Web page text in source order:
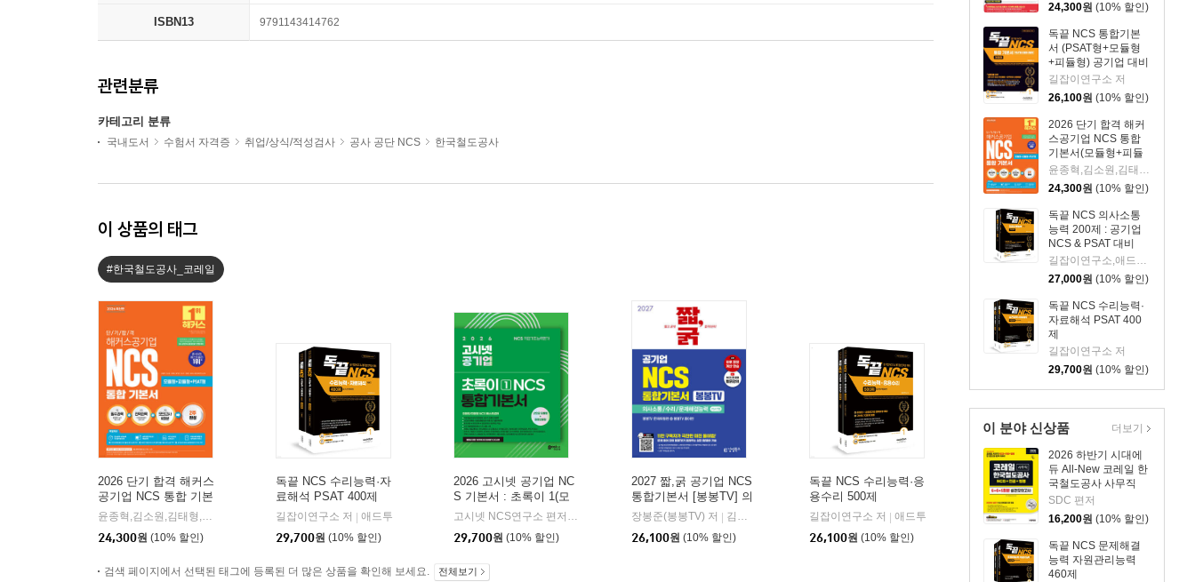
24,300원 (10% 할인)
독끝 NCS 통합기본
서 (PSAT형+모듈형
+피듈형) 공기업 대비
길잡이연구소 저
26,100원 (10% 할인)
2026 단기 합격 해커
스공기업 NCS 통합
기본서(모듈형+피듈
형+PSAT형+모의고
사 6회분)
윤종혁,김소원,김태형,복지훈,최수지,김동민,해커스?취업교육연구소 공저
24,300원 (10% 할인)
독끝 NCS 의사소통
능력 200제 : 공기업
NCS & PSAT 대비
길잡이연구소,애드투 저
27,000원 (10% 할인)
독끝 NCS 수리능력·
자료해석 PSAT 400
제
길잡이연구소 저
29,700원 (10% 할인)
이 분야 신상품
2026 하반기 시대에
듀 All-New 코레일 한
국철도공사 사무직
NCS&전공&철도법령
실전모의고사 6+6+5
회분
SDC 편저
16,200원 (10% 할인)
독끝 NCS 문제해결
능력 자원관리능력
460제
더보기
ISBN13 9791143414762
관련분류
카테고리 분류
국내도서 수험서 자격증 취업/상식/적성검사 공사 공단 NCS 한국철도공사
이 상품의 태그
#한국철도공사_코레일
2026 단기 합격 해커스
공기업 NCS 통합 기본
서(모듈형+피듈형+PSA
윤종혁,김소원,김태형,복지훈,최수지,김동민,해커스?취업교육연구소 공저
해커스잡
24,300원 (10% 할인)
독끝 NCS 수리능력·자
료해석 PSAT 400제
길잡이연구소 저
애드투
29,700원 (10% 할인)
2026 고시넷 공기업 NC
S 기본서 : 초록이 1(모
듈형/피듈형)
고시넷 NCS연구소 편저
| 고시넷
29,700원 (10% 할인)
2027 짧,굵 공기업 NCS
통합기본서 [봉봉TV] 의
사소통능력/수리능력/문
제해결능력 PSAT형
장봉준(봉봉TV) 저
김영북스
26,100원 (10% 할인)
독끝 NCS 수리능력·응
용수리 500제
길잡이연구소 저
애드투
26,100원 (10% 할인)
검색 페이지에서 선택된 태그에 등록된 더 많은 상품을 확인해 보세요. 전체보기